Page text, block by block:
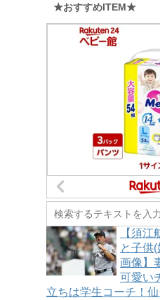
★おすすめITEM★
【須
と子供
画像】
可愛い
立ちは学生コーチ！